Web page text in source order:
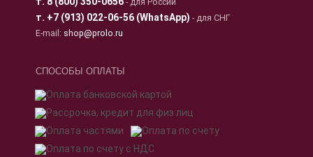
т. +7 (913) 022-06-56 (WhatsApp) - для СНГ
E-mail: shop@prolo.ru
СПОСОБЫ ОПЛАТЫ